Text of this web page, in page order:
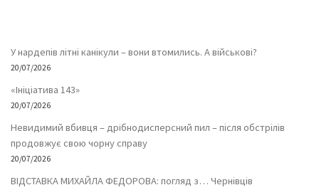
У нардепів літні канікули – вони втомились. А військові?
20/07/2026
«Ініціатива 143»
20/07/2026
Невидимий вбивця – дрібнодисперсний пил – після обстрілів
продовжує свою чорну справу
20/07/2026
ВІДСТАВКА МИХАЙЛА ФЕДОРОВА: погляд з… Чернівців